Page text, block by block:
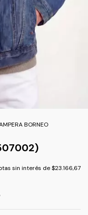
BORNEO
sin interés de$23.166,67